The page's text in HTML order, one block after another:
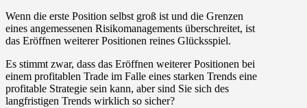
Wenn die erste Position selbst groß ist und die Grenzen
eines angemessenen Risikomanagements überschreitet, ist
das Eröffnen weiterer Positionen reines Glücksspiel.
Es stimmt zwar, dass das Eröffnen weiterer Positionen bei
einem profitablen Trade im Falle eines starken Trends eine
profitable Strategie sein kann, aber sind Sie sich des
langfristigen Trends wirklich so sicher?